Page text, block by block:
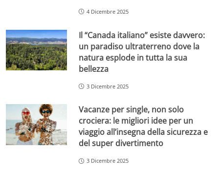
4 Dicembre 2025
Il “Canada italiano” esiste davvero:
un paradiso ultraterreno dove la
natura esplode in tutta la sua
bellezza
3 Dicembre 2025
Vacanze per single, non solo
crociera: le migliori idee per un
viaggio all’insegna della sicurezza e
del super divertimento
3 Dicembre 2025